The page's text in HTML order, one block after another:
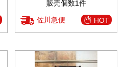
販売個数1件
佐川急便 HOT